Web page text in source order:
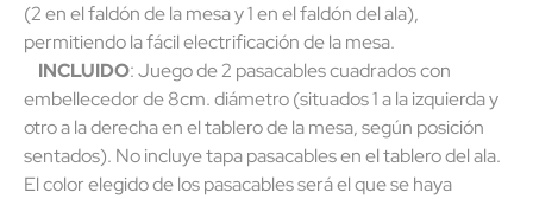
(2 en el faldón de la mesa y 1 en el faldón del ala),
permitiendo la fácil electrificación de la mesa.
INCLUIDO: Juego de 2 pasacables cuadrados con
embellecedor de 8cm. diámetro (situados 1 a la izquierda y
otro a la derecha en el tablero de la mesa, según posición
sentados). No incluye tapa pasacables en el tablero del ala.
El color elegido de los pasacables será el que se haya